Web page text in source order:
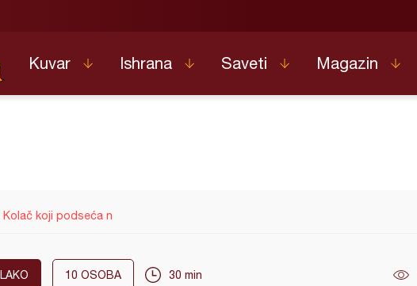
Kuvar Ishrana Saveti Magazin
Kolač koji podseća n
LAKO 10 OSOBA 30 min